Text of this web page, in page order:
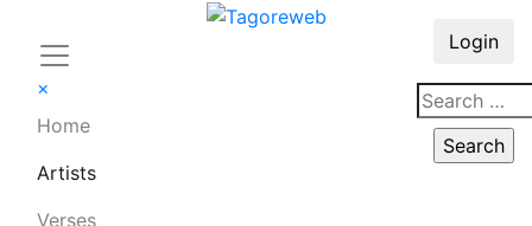
×
Home
Artists
Verses
Login